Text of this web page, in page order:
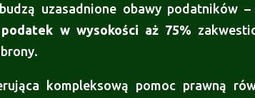
uzasadnione obawy podatników
podatek w wysokości aż 75%
kompleksową pomoc prawną